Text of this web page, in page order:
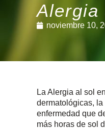
Alergia
noviembre 10,
La Alergia al sol
dermatológicas,
enfermedad que
más horas de sol